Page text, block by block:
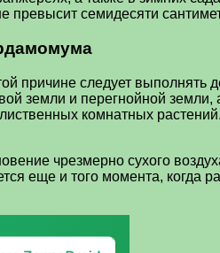
превысит семидесяти
причине следует
земли и перегнойной
комнатных
чрезмерно сухого
еще и того момента,